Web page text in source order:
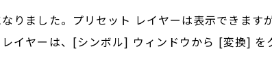
ました。プリセット レイヤーは表示できます
イヤーは、[シンボル] ウィンドウから [変換] を